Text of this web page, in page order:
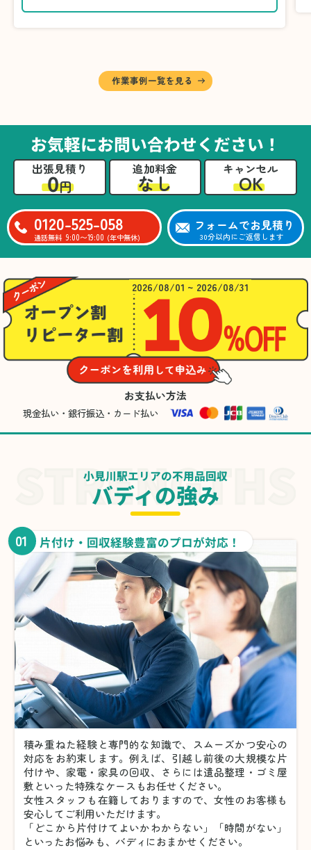
に仕分けしました。
A様から「手際よく進めてくれて助かりまし
るのは難しかったと思います」との温かいお言
葉をいただきました。遺品整理という心の負担
が大きい作業において、少しでもA様の力にな
れたことをスタッフ一同嬉しく思います。
作業事例一覧を見る
お気軽にお問い合わせください！
出張見積り
0円
追加料金
なし
キャンセル
OK
0120-525-058
通話無料 9:00〜19:00 (年中無休)
フォームでお見積り
30分以内にご返信します
2026/08/01 ~ 2026/08/31
お支払い方法
現金払い・銀行振込・カード払い
小見川駅エリアの不用品回収
バディの強み
01 片付け・回収経験豊富のプロが対応！
積み重ねた経験と専門的な知識で、スムーズかつ安心の
対応をお約束します。例えば、引越し前後の大規模な片
付けや、家電・家具の回収、さらには遺品整理・ゴミ屋
敷といった特殊なケースもお任せください。
女性スタッフも在籍しておりますので、女性のお客様も
安心してご利用いただけます。
「どこから片付けてよいかわからない」「時間がない」
といったお悩みも、バディにおまかせください。